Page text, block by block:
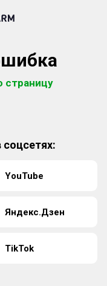
страницу
соцсетях:
YouTube
Яндекс.Дзен
TikTok